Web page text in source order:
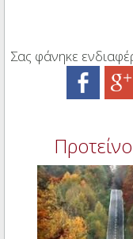
Σας φάνηκε